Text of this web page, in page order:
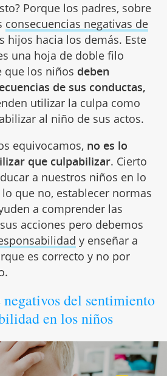
Porque los padres, sobre
consecuencias negativas de
hijos hacia los demás. Este
una hoja de doble filo
que los niños deben
de sus conductas,
utilizar la culpa como
al niño de sus actos.
equivocamos, no es lo
que culpabilizar. Cierto
a nuestros niños en lo
que no, establecer normas
a comprender las
acciones pero debemos
y enseñar a
es correcto y no por
del sentimiento
en los niños